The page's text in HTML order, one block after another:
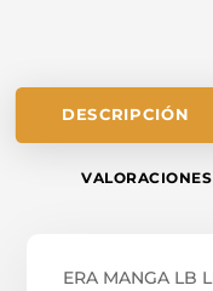
DESCRIPCIÓN
ERA MANGA LB